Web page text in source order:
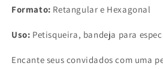
Formato: Retangular e Hexagonal
Uso: Petisqueira, bandeja para
Encante seus convidados com uma